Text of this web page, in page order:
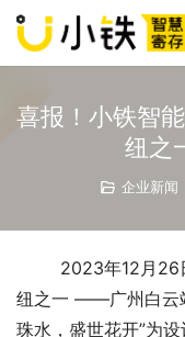
喜报！小铁智
纽之
企业新闻
2023年12月26
纽之一 ——广州白云
珠水，盛世花开”为